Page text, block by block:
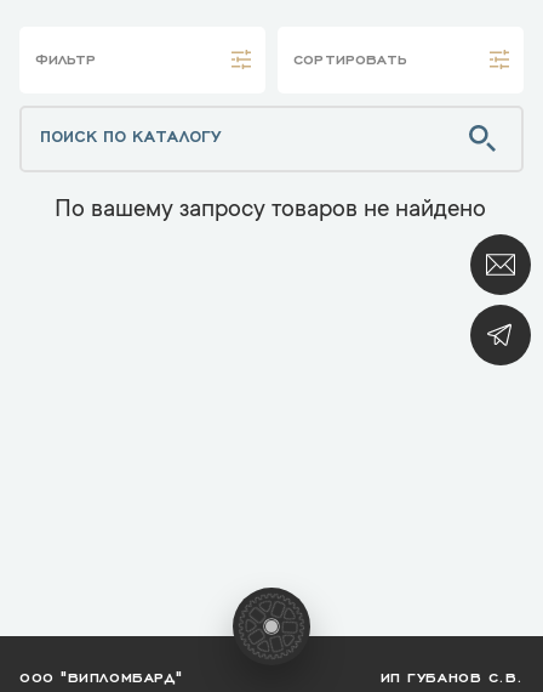
ФИЛЬТР СОРТИРОВАТЬ
По вашему запросу товаров не найдено
ООО "ВИПЛОМБАРД" ИП ГУБАНОВ С.В.